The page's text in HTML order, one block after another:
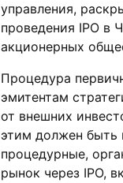
управления,
проведения IPO в
акционерных
Процедура
эмитентам
от внешних
этим должен быть
процедурные,
рынок через IPO,